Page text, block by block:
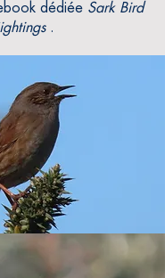
dédiée Sark Bird
.